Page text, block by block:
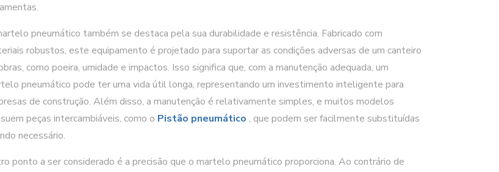
pneumático também se destaca pela sua durabilidade e resistência. Fabricado com
robustos, este equipamento é projetado para suportar as condições adversas de um canteiro
como poeira, umidade e impactos. Isso significa que, com a manutenção adequada, um
pneumático pode ter uma vida útil longa, representando um investimento inteligente para
de construção. Além disso, a manutenção é relativamente simples, e muitos modelos
peças intercambiáveis, como o Pistão pneumático , que podem ser facilmente substituídas
necessário.
ponto a ser considerado é a precisão que o martelo pneumático proporciona. Ao contrário de